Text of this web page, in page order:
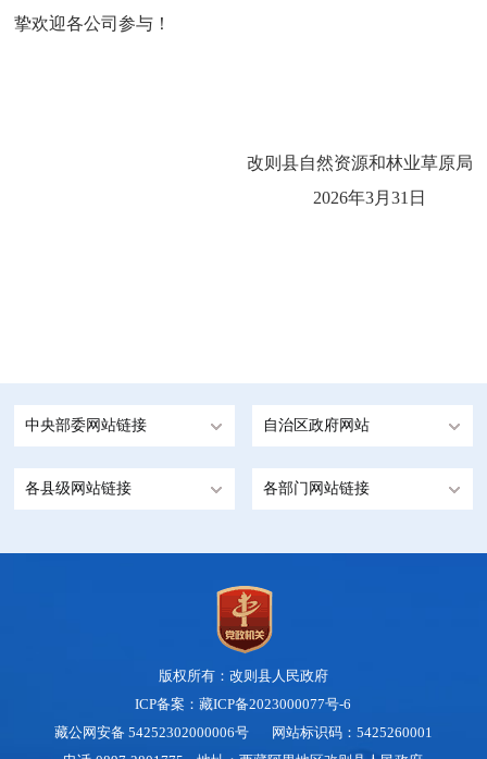
挚欢迎各公司参与！
改则县自然资源和林业草原局
2026年3月 31 日
中央部委网站链接 自治区政府网站
各县级网站链接 各部门网站链接
版权所有：改则县人民政府
ICP备案：藏ICP备2023000077号-6
藏公网安备 54252302000006号网站标识码：5425260001